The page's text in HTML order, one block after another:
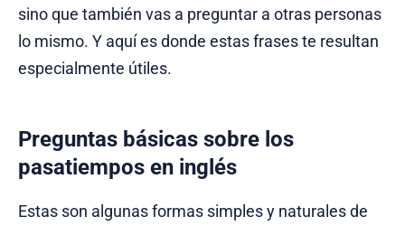
sino que también vas a preguntar a otras personas
lo mismo. Y aquí es donde estas frases te resultan
especialmente útiles.
Preguntas básicas sobre los
pasatiempos en inglés
Estas son algunas formas simples y naturales de